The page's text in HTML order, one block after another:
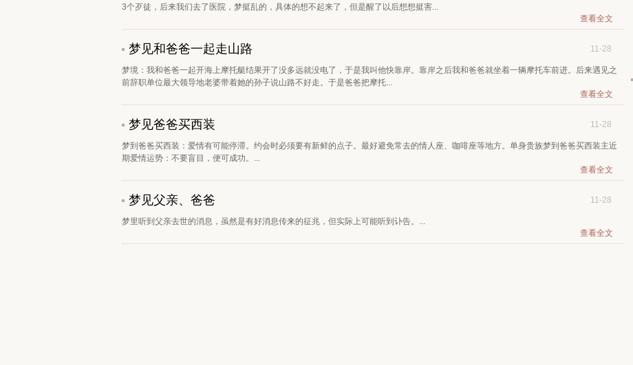
3个歹徒，后来我们去了医院，梦挺乱的，具体的想不起来了，但是醒了以后想想挺害...
查看全文
梦见和爸爸一起走山路 11-28
梦境：我和爸爸一起开海上摩托艇结果开了没多远就没电了，于是我叫他快靠岸。靠岸之后我和爸爸就坐着一辆摩托车前进。后来遇见之
前辞职单位最大领导地老婆带着她的孙子说山路不好走。于是爸爸把摩托...
查看全文
梦见爸爸买西装 11-28
梦到爸爸买西装：爱情有可能停滞。约会时必须要有新鲜的点子。最好避免常去的情人座、咖啡座等地方。单身贵族梦到爸爸买西装主近
期爱情运势：不要盲目，便可成功。...
查看全文
梦见父亲、爸爸 11-28
梦里听到父亲去世的消息，虽然是有好消息传来的征兆，但实际上可能听到讣告。...
查看全文